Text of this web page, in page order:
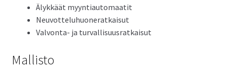
Älykkäät myyntiautomaatit
Neuvotteluhuoneratkaisut
Valvonta- ja turvallisuusratkaisut
Mallisto